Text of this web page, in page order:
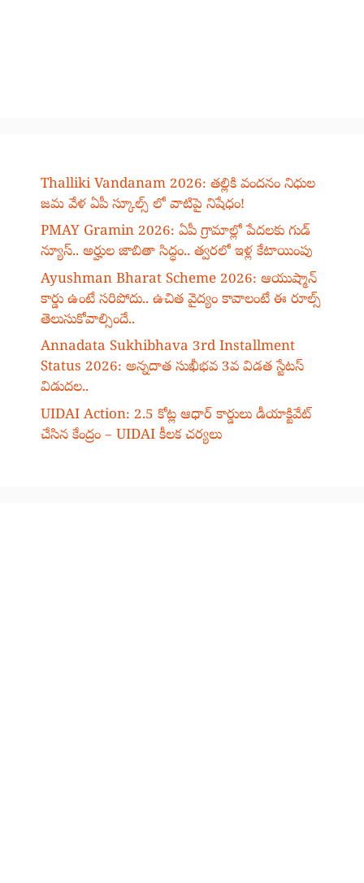
Thalliki Vandanam 2026: తల్లికి వందనం నిధుల
జమ వేళ ఏపీ స్కూల్స్ లో వాటిపై నిషేధం!
PMAY Gramin 2026: ఏపీ గ్రామాల్లో పేదలకు గుడ్
న్యూస్.. అర్హుల జాబితా సిద్ధం.. త్వరలో ఇళ్ల కేటాయింపు
Ayushman Bharat Scheme 2026: ఆయుష్మాన్
కార్డు ఉంటే సరిపోదు.. ఉచిత వైద్యం కావాలంటే ఈ రూల్స్
తెలుసుకోవాల్సిందే..
Annadata Sukhibhava 3rd Installment
Status 2026: అన్నదాత సుఖీభవ 3వ విడత స్టేటస్
విడుదల..
UIDAI Action: 2.5 కోట్ల ఆధార్ కార్డులు డీయాక్టివేట్
చేసిన కేంద్రం – UIDAI కీలక చర్యలు